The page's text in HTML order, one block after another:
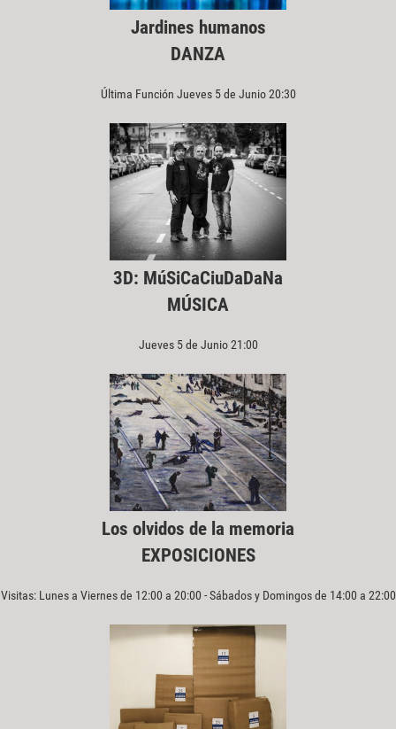
Jardines humanos
DANZA
Última Función Jueves 5 de Junio 20:30
3D: MúSiCaCiuDaDaNa
MÚSICA
Jueves 5 de Junio 21:00
Los olvidos de la memoria
EXPOSICIONES
Visitas: Lunes a Viernes de 12:00 a 20:00 - Sábados y Domingos de 14:00 a 22:00